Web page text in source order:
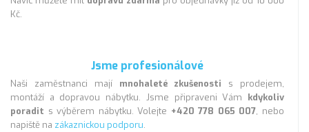
Kč.
Jsme profesionálové
Naši zaměstnanci mají mnohaleté zkušenosti s prodejem,
montáží a dopravou nábytku. Jsme připraveni Vám kdykoliv
poradit s výběrem nábytku. Volejte +420 778 065 007, nebo
napiště na zákaznickou podporu.